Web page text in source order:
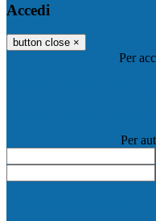
Accedi
button close ×
Per
Per